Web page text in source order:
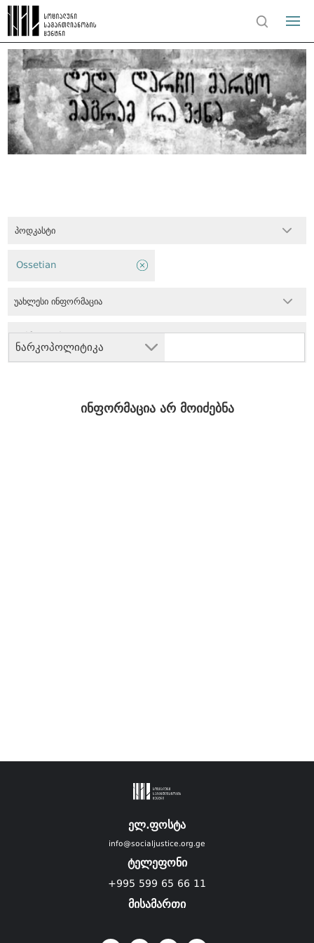
პოდკასტი
ნარკოპოლიტიკა
Ossetian
უახლესი ინფორმაცია
ინფორმაცია არ მოიძებნა
ელ.ფოსტა
info@socialjustice.org.ge
ტელეფონი
+995 599 65 66 11
მისამართი